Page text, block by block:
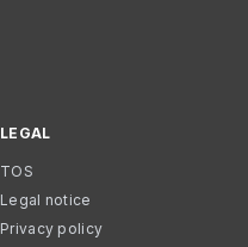
LEGAL
TOS
Legal notice
Privacy policy